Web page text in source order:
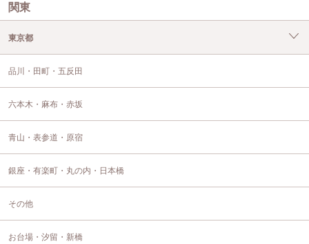
関東
東京都
品川・田町・五反田
六本木・麻布・赤坂
青山・表参道・原宿
銀座・有楽町・丸の内・日本橋
その他
お台場・汐留・新橋